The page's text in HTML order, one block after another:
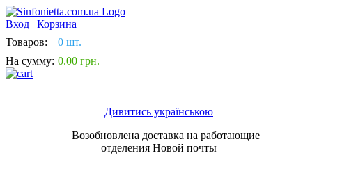
Вход | Корзина
Товаров:
0 шт.
На сумму: 0.00 грн.
Дивитись українською
Возобновлена доставка на работающие
отделения Новой почты